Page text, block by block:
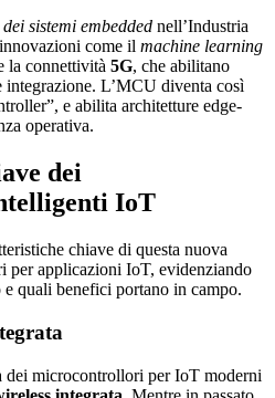
sistemi embedded nell’Industria
come il machine learning
la connettività 5G, che abilitano
L’MCU diventa così
e abilita architetture edge-
operativa.
dei
IoT
chiave di questa nuova
per applicazioni IoT, evidenziando
e quali benefici portano in campo.
microcontrollori per IoT moderni